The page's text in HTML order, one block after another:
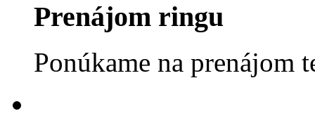
Prenájom ringu
Ponúkame na prenájom